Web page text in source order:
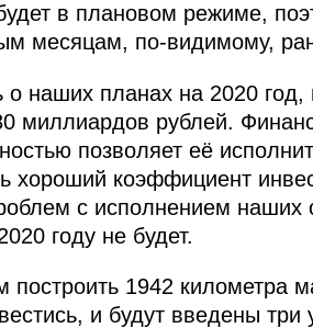
в плановом режиме,
месяцам, по-видимому,
о наших планах на 2020
миллиардов рублей.
позволяет её
хороший коэффициент
с исполнением
году не будет.
1942 километра
и будут введены